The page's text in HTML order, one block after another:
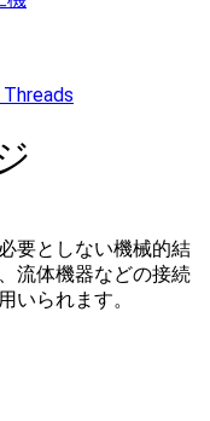
要としない機械的結
流体機器などの接続
いられます。